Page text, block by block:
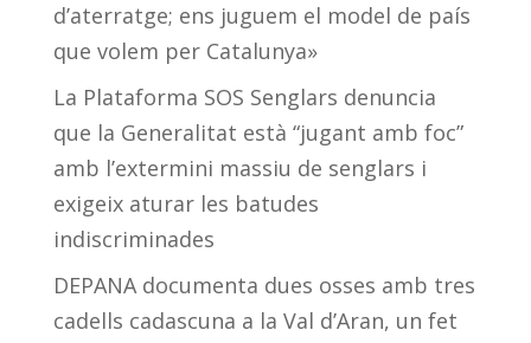
d’aterratge; ens juguem el model de país
que volem per Catalunya»
La Plataforma SOS Senglars denuncia
que la Generalitat està “jugant amb foc”
amb l’extermini massiu de senglars i
exigeix aturar les batudes
indiscriminades
DEPANA documenta dues osses amb tres
cadells cadascuna a la Val d’Aran, un fet